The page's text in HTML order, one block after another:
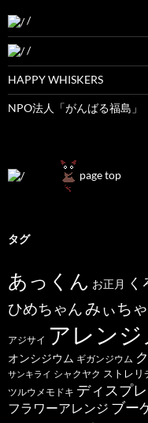
/
/
HAPPY WHISKERS
NPO法人「がんばる福島」
page top
タグ
あっくん お正月 く
ひめちゃんみぃち
アジサイ アレンジ
オンシジウム ギガンジウム
サンキライ シャクヤク ストレリ
ツルウメモドキ ディスプ
フラワーアレンジ ブー